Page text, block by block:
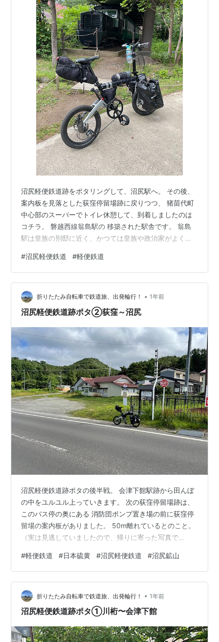
沼尻軽便鉄道跡をポタリングして、沼尻駅へ。 その後、
案内板を見落とした荻窪停留場跡に戻りつつ、 猪苗代町
中心部のスーパーでトイレ休憩して、到着しましたのは
コチラ。 磐越西線翁島駅の 移築された駅舎です。 翁島
駅は皇族の別邸に近く、かつては皇族や政治家がよく利
駅舎は大正11年に建築された3代目とのこと。 現在は、
猪苗代「緑の村」という緑地公園？に移設されていて、
レストランになっています。 残念ながらこの日は定休
日。。。 さて、目的はこの駅舎の裏に保存されている 沼
尻軽便鉄道の車両です！！！ ディーゼル機関車と客車が
#沼尻軽便鉄道 #軽便鉄道
折りたたみ自転車で鉄道旅、出発輪行！ • 1年前
沼尻軽便鉄道跡ポタ②荻窪～沼尻
沼尻軽便鉄道跡ポタの後半戦。 会津下館駅跡から田んぼ
の中をユルユル上っていきます。 次の荻窪停留場跡は、
このバス停の奥にある 消防団ポンプ置き場の前に荻窪停
留場の案内板がありました。 50m離れているとのこと。
（実は見逃していましたので、帰りに寄った写真で
噴火によりこの地に移ってきたとのこと。山体崩壊を起
こし477名の犠牲者を出した大噴火。磐梯山が特徴的な形
なのは、その噴火があったわけですが、そんなに昔の話
ではないですね。 集落の中に入ってきますと、 会津樋ノ
口駅跡に到着しました。 中間地点に当たり、交換設備の
#軽便鉄道 #日本硫黄 #沼尻軽便鉄道 #沼尻鉱山
折りたたみ自転車で鉄道旅、出発輪行！ • 1年前
沼尻軽便鉄道跡ポタ①川桁〜会津下館